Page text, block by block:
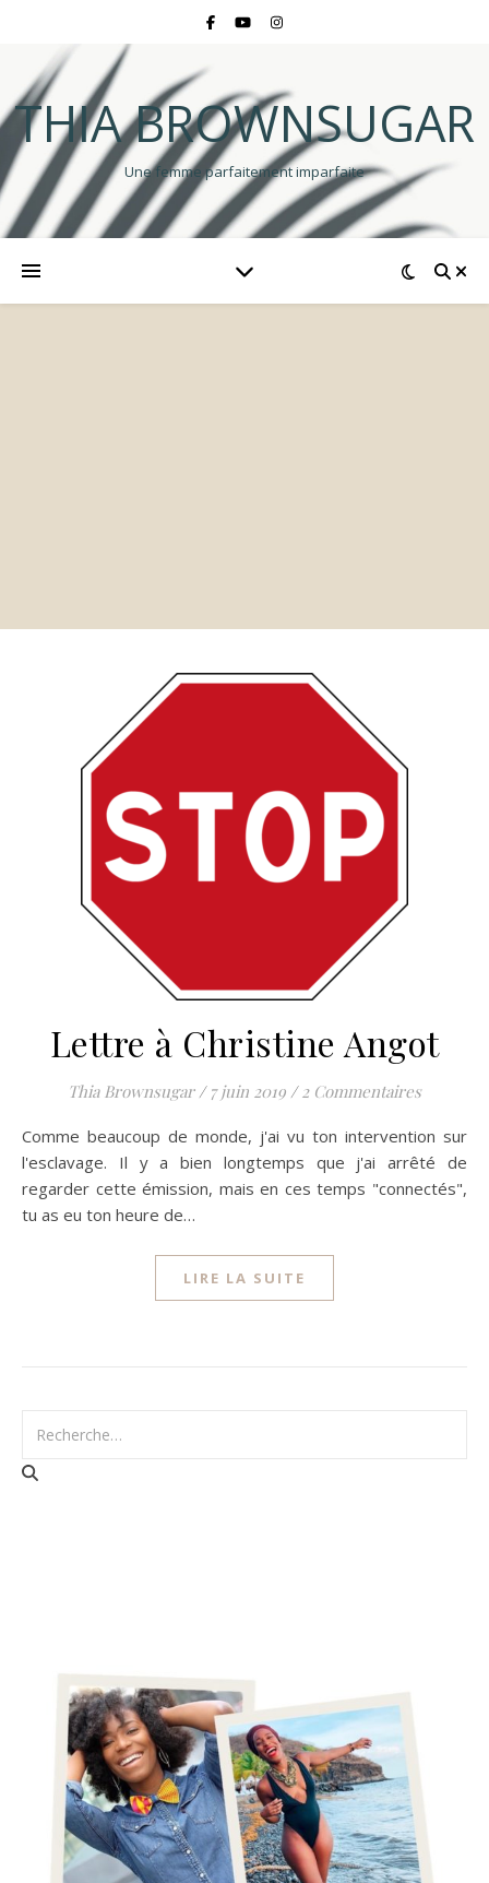
THIA BROWNSUGAR
Une femme parfaitement imparfaite
Lettre à Christine Angot
Thia Brownsugar / 7 juin 2019 / 2 Commentaires
Comme beaucoup de monde, j'ai vu ton intervention sur
l'esclavage. Il y a bien longtemps que j'ai arrêté de
regarder cette émission, mais en ces temps "connectés",
tu as eu ton heure de…
LIRE LA SUITE